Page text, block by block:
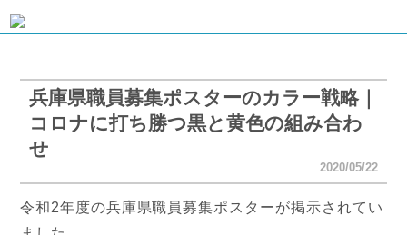
兵庫県職員募集ポスターのカラー戦略｜
コロナに打ち勝つ黒と黄色の組み合わ
せ
2020/05/22
令和2年度の兵庫県職員募集ポスターが掲示されてい